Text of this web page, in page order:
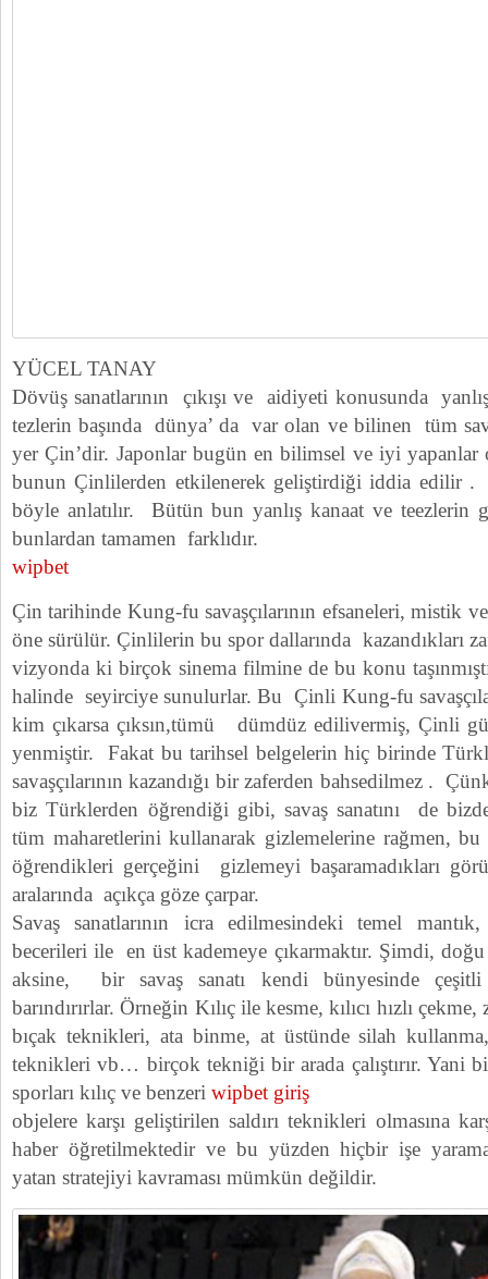
YÜCEL TANAY
Dövüş sanatlarının çıkışı ve aidiyeti konusunda
tezlerin başında dünya’ da var olan ve bilinen tüm
yer Çin’dir. Japonlar bugün en bilimsel ve iyi yapanlar
bunun Çinlilerden etkilenerek geliştirdiği iddia edilir .
böyle anlatılır. Bütün bun yanlış kanaat ve teezlerin
bunlardan tamamen farklıdır.
wipbet
Çin tarihinde Kung-fu savaşçılarının efsaneleri, mistik
öne sürülür. Çinlilerin bu spor dallarında kazandıkları
vizyonda ki birçok sinema filmine de bu konu
halinde seyirciye sunulurlar. Bu Çinli Kung-fu
kim çıkarsa çıksın,tümü dümdüz edilivermiş, Çinli
yenmiştir. Fakat bu tarihsel belgelerin hiç birinde
savaşçılarının kazandığı bir zaferden bahsedilmez .
biz Türklerden öğrendiği gibi, savaş sanatını de
tüm maharetlerini kullanarak gizlemelerine rağmen,
öğrendikleri gerçeğini gizlemeyi başaramadıkları
aralarında açıkça göze çarpar.
Savaş sanatlarının icra edilmesindeki temel mantık,
becerileri ile en üst kademeye çıkarmaktır. Şimdi, doğu
aksine, bir savaş sanatı kendi bünyesinde çeşitli
barındırırlar. Örneğin Kılıç ile kesme, kılıcı hızlı
bıçak teknikleri, ata binme, at üstünde silah
teknikleri vb… birçok tekniği bir arada çalıştırır. Yani
sporları kılıç ve benzeri wipbet giriş
objelere karşı geliştirilen saldırı teknikleri olmasına
haber öğretilmektedir ve bu yüzden hiçbir işe
yatan stratejiyi kavraması mümkün değildir.